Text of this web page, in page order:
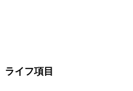
ライフ項目